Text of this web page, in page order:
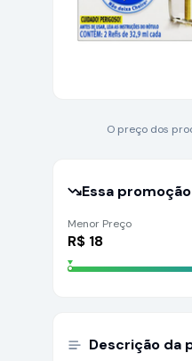
O preço dos
Essa
Menor Preço
R$ 18
Descrição da